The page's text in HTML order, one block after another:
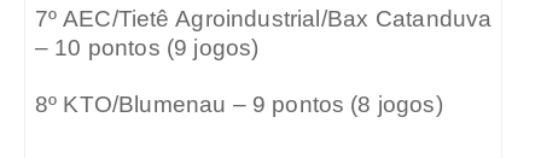
7º AEC/Tietê Agroindustrial/Bax Catanduva
– 10 pontos (9 jogos)
8º KTO/Blumenau – 9 pontos (8 jogos)